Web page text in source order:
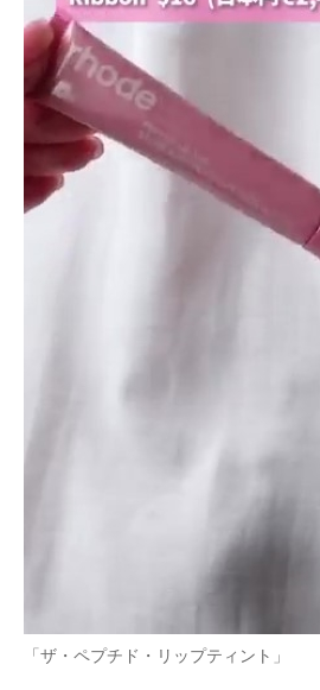
「ザ・ペプチド・リップティント」